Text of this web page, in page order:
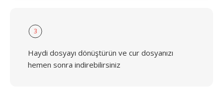
3
Haydi dosyayı dönüştürün ve cur dosyanızı
hemen sonra indirebilirsiniz